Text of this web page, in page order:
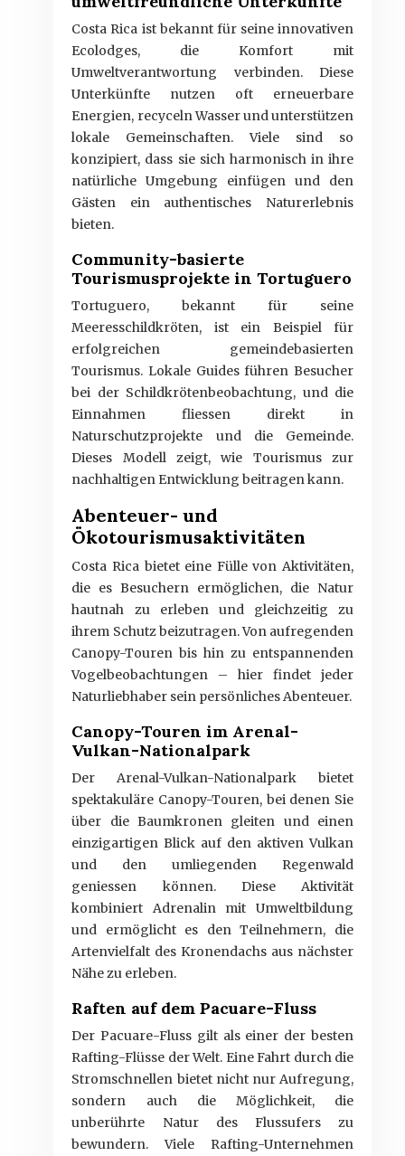
Costa Rica ist bekannt für seine innovativen
Ecolodges, die Komfort mit
Umweltverantwortung verbinden. Diese
Unterkünfte nutzen oft erneuerbare
Energien, recyceln Wasser und unterstützen
lokale Gemeinschaften. Viele sind so
konzipiert, dass sie sich harmonisch in ihre
natürliche Umgebung einfügen und den
Gästen ein authentisches Naturerlebnis
bieten.
Community-basierte
Tourismusprojekte in Tortuguero
Tortuguero, bekannt für seine
Meeresschildkröten, ist ein Beispiel für
erfolgreichen gemeindebasierten
Tourismus. Lokale Guides führen Besucher
bei der Schildkrötenbeobachtung, und die
Einnahmen fliessen direkt in
Naturschutzprojekte und die Gemeinde.
Dieses Modell zeigt, wie Tourismus zur
nachhaltigen Entwicklung beitragen kann.
Abenteuer- und
Ökotourismusaktivitäten
Costa Rica bietet eine Fülle von Aktivitäten,
die es Besuchern ermöglichen, die Natur
hautnah zu erleben und gleichzeitig zu
ihrem Schutz beizutragen. Von aufregenden
Canopy-Touren bis hin zu entspannenden
Vogelbeobachtungen – hier findet jeder
Naturliebhaber sein persönliches Abenteuer.
Canopy-Touren im Arenal-
Vulkan-Nationalpark
Der Arenal-Vulkan-Nationalpark bietet
spektakuläre Canopy-Touren, bei denen Sie
über die Baumkronen gleiten und einen
einzigartigen Blick auf den aktiven Vulkan
und den umliegenden Regenwald
geniessen können. Diese Aktivität
kombiniert Adrenalin mit Umweltbildung
und ermöglicht es den Teilnehmern, die
Artenvielfalt des Kronendachs aus nächster
Nähe zu erleben.
Raften auf dem Pacuare-Fluss
Der Pacuare-Fluss gilt als einer der besten
Rafting-Flüsse der Welt. Eine Fahrt durch die
Stromschnellen bietet nicht nur Aufregung,
sondern auch die Möglichkeit, die
unberührte Natur des Flussufers zu
bewundern. Viele Rafting-Unternehmen